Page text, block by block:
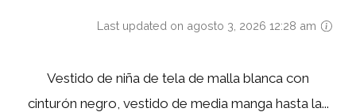
Last updated on agosto 3, 2026 12:28 am
Vestido de niña de tela de malla blanca con
cinturón negro, vestido de media manga hasta la...